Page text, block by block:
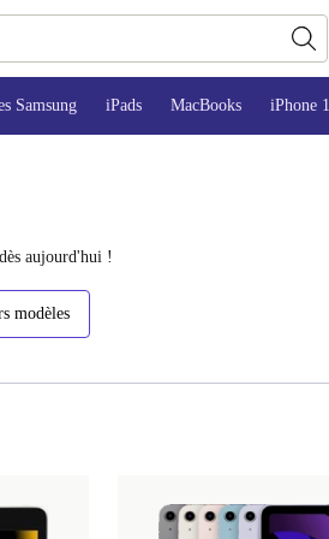
Samsung iPads MacBooks iPhone
aujourd'hui !
modèles